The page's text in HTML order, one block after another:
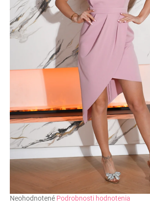
Priemerné
Neohodnotené Podrobnosti hodnotenia